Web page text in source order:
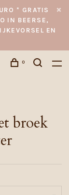
* GRATIS
IN BEERSE,
EN
0
broek